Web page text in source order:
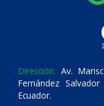
Dirección: Av.
Fernández
Ecuador.